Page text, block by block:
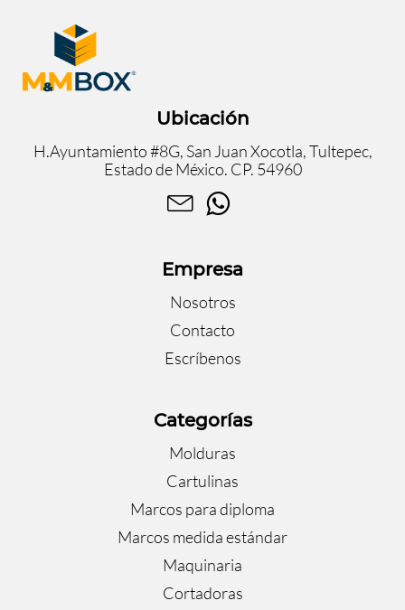
Ubicación
H.Ayuntamiento #8G, San Juan Xocotla, Tultepec,
Estado de México. CP. 54960
Empresa
Nosotros
Contacto
Escríbenos
Categorías
Molduras
Cartulinas
Marcos para diploma
Marcos medida estándar
Maquinaria
Cortadoras